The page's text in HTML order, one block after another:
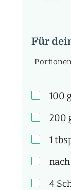
Für
100
200
1
4